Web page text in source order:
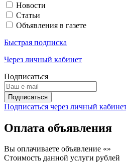
Новости
Статьи
Объявления в газете
Быстрая подписка
Через личный кабинет
Подписаться
Подписаться через личный
Оплата объявления
Вы оплачиваете объявление «»
Стоимость данной услуги рублей